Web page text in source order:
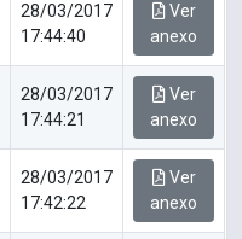
28/03/2017
17:44:40
Ver
anexo
28/03/2017
17:44:21
Ver
anexo
28/03/2017
17:42:22
Ver
anexo